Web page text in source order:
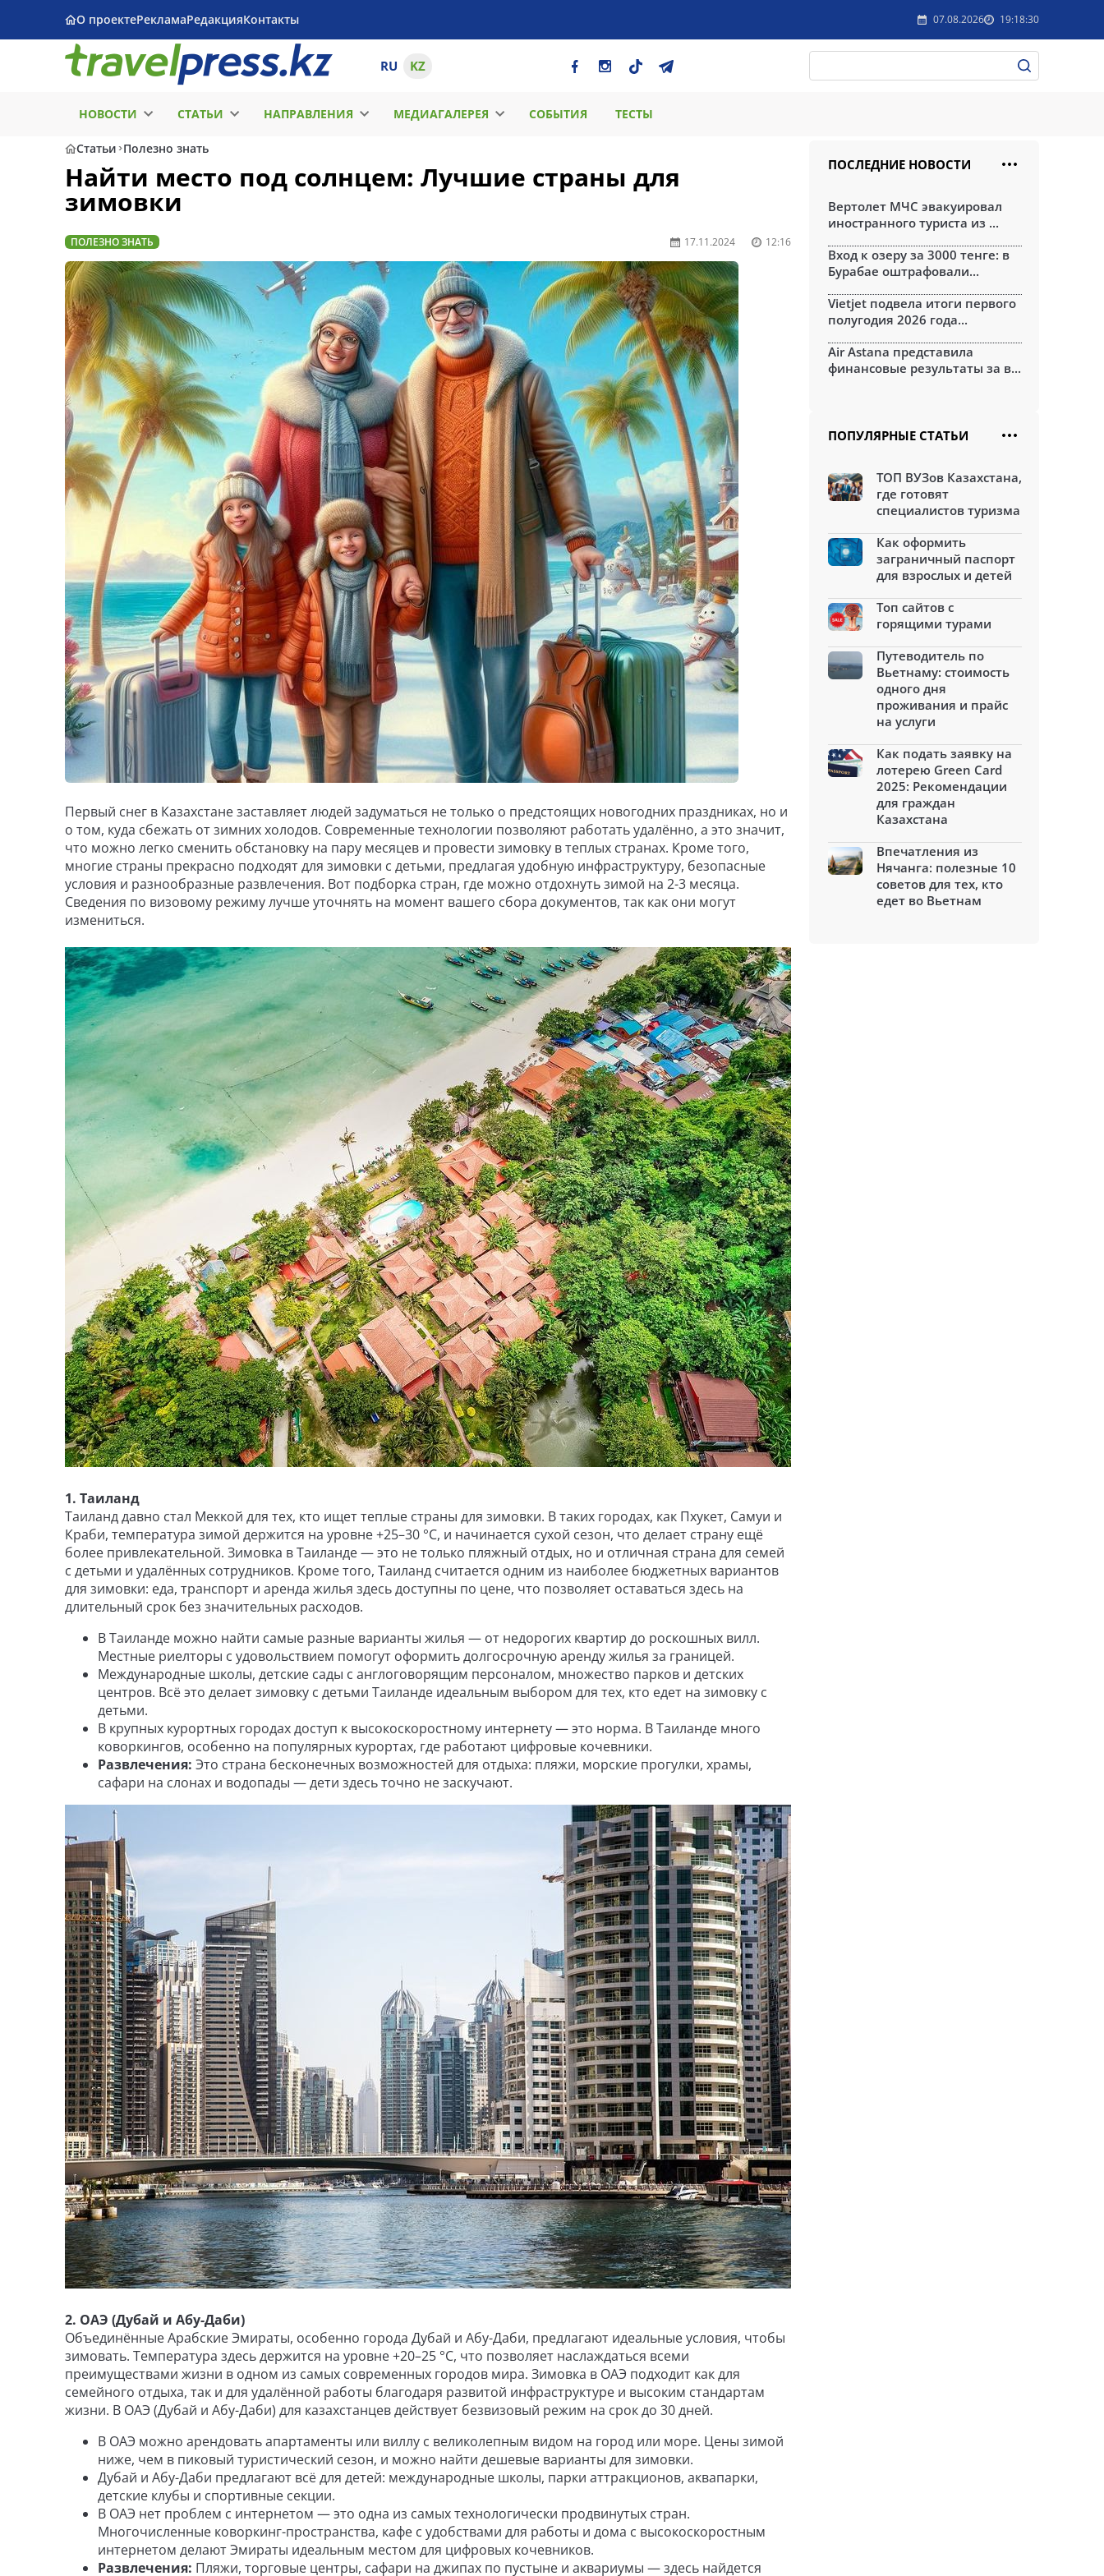
О проектеРекламаРедакцияКонтакты 07.08.2026 19:18:30
RU KZ
НОВОСТИ СТАТЬИ НАПРАВЛЕНИЯ МЕДИАГАЛЕРЕЯ СОБЫТИЯ ТЕСТЫ
Статьи Полезно знать
Найти место под солнцем: Лучшие страны для
зимовки
ПОЛЕЗНО ЗНАТЬ 17.11.2024 12:16
Первый снег в Казахстане заставляет людей задуматься не только о предстоящих новогодних праздниках, но и
о том, куда сбежать от зимних холодов. Современные технологии позволяют работать удалённо, а это значит,
что можно легко сменить обстановку на пару месяцев и провести зимовку в теплых странах. Кроме того,
многие страны прекрасно подходят для зимовки с детьми, предлагая удобную инфраструктуру, безопасные
условия и разнообразные развлечения. Вот подборка стран, где можно отдохнуть зимой на 2-3 месяца.
Сведения по визовому режиму лучше уточнять на момент вашего сбора документов, так как они могут
измениться.
1. Таиланд
Таиланд давно стал Меккой для тех, кто ищет теплые страны для зимовки. В таких городах, как Пхукет, Самуи и
Краби, температура зимой держится на уровне +25–30 °C, и начинается сухой сезон, что делает страну ещё
более привлекательной. Зимовка в Таиланде — это не только пляжный отдых, но и отличная страна для семей
с детьми и удалённых сотрудников. Кроме того, Таиланд считается одним из наиболее бюджетных вариантов
для зимовки: еда, транспорт и аренда жилья здесь доступны по цене, что позволяет оставаться здесь на
длительный срок без значительных расходов.
В Таиланде можно найти самые разные варианты жилья — от недорогих квартир до роскошных вилл.
Местные риелторы с удовольствием помогут оформить долгосрочную аренду жилья за границей.
Международные школы, детские сады с англоговорящим персоналом, множество парков и детских
центров. Всё это делает зимовку с детьми Таиланде идеальным выбором для тех, кто едет на зимовку с
детьми.
В крупных курортных городах доступ к высокоскоростному интернету — это норма. В Таиланде много
коворкингов, особенно на популярных курортах, где работают цифровые кочевники.
Развлечения: Это страна бесконечных возможностей для отдыха: пляжи, морские прогулки, храмы,
сафари на слонах и водопады — дети здесь точно не заскучают.
2. ОАЭ (Дубай и Абу-Даби)
Объединённые Арабские Эмираты, особенно города Дубай и Абу-Даби, предлагают идеальные условия, чтобы
зимовать. Температура здесь держится на уровне +20–25 °C, что позволяет наслаждаться всеми
преимуществами жизни в одном из самых современных городов мира. Зимовка в ОАЭ подходит как для
семейного отдыха, так и для удалённой работы благодаря развитой инфраструктуре и высоким стандартам
жизни. В ОАЭ (Дубай и Абу-Даби) для казахстанцев действует безвизовый режим на срок до 30 дней.
В ОАЭ можно арендовать апартаменты или виллу с великолепным видом на город или море. Цены зимой
ниже, чем в пиковый туристический сезон, и можно найти дешевые варианты для зимовки.
Дубай и Абу-Даби предлагают всё для детей: международные школы, парки аттракционов, аквапарки,
детские клубы и спортивные секции.
В ОАЭ нет проблем с интернетом — это одна из самых технологически продвинутых стран.
Многочисленные коворкинг-пространства, кафе с удобствами для работы и дома с высокоскоростным
интернетом делают Эмираты идеальным местом для цифровых кочевников.
Развлечения: Пляжи, торговые центры, сафари на джипах по пустыне и аквариумы — здесь найдется
ПОСЛЕДНИЕ НОВОСТИ
Вертолет МЧС эвакуировал
иностранного туриста из ...
Вход к озеру за 3000 тенге: в
Бурабае оштрафовали...
Vietjet подвела итоги первого
полугодия 2026 года...
Air Astana представила
финансовые результаты за в...
ПОПУЛЯРНЫЕ СТАТЬИ
ТОП ВУЗов Казахстана,
где готовят
специалистов туризма
Как оформить
заграничный паспорт
для взрослых и детей
Топ сайтов с
горящими турами
Путеводитель по
Вьетнаму: стоимость
одного дня
проживания и прайс
на услуги
Как подать заявку на
лотерею Green Card
2025: Рекомендации
для граждан
Казахстана
Впечатления из
Нячанга: полезные 10
советов для тех, кто
едет во Вьетнам